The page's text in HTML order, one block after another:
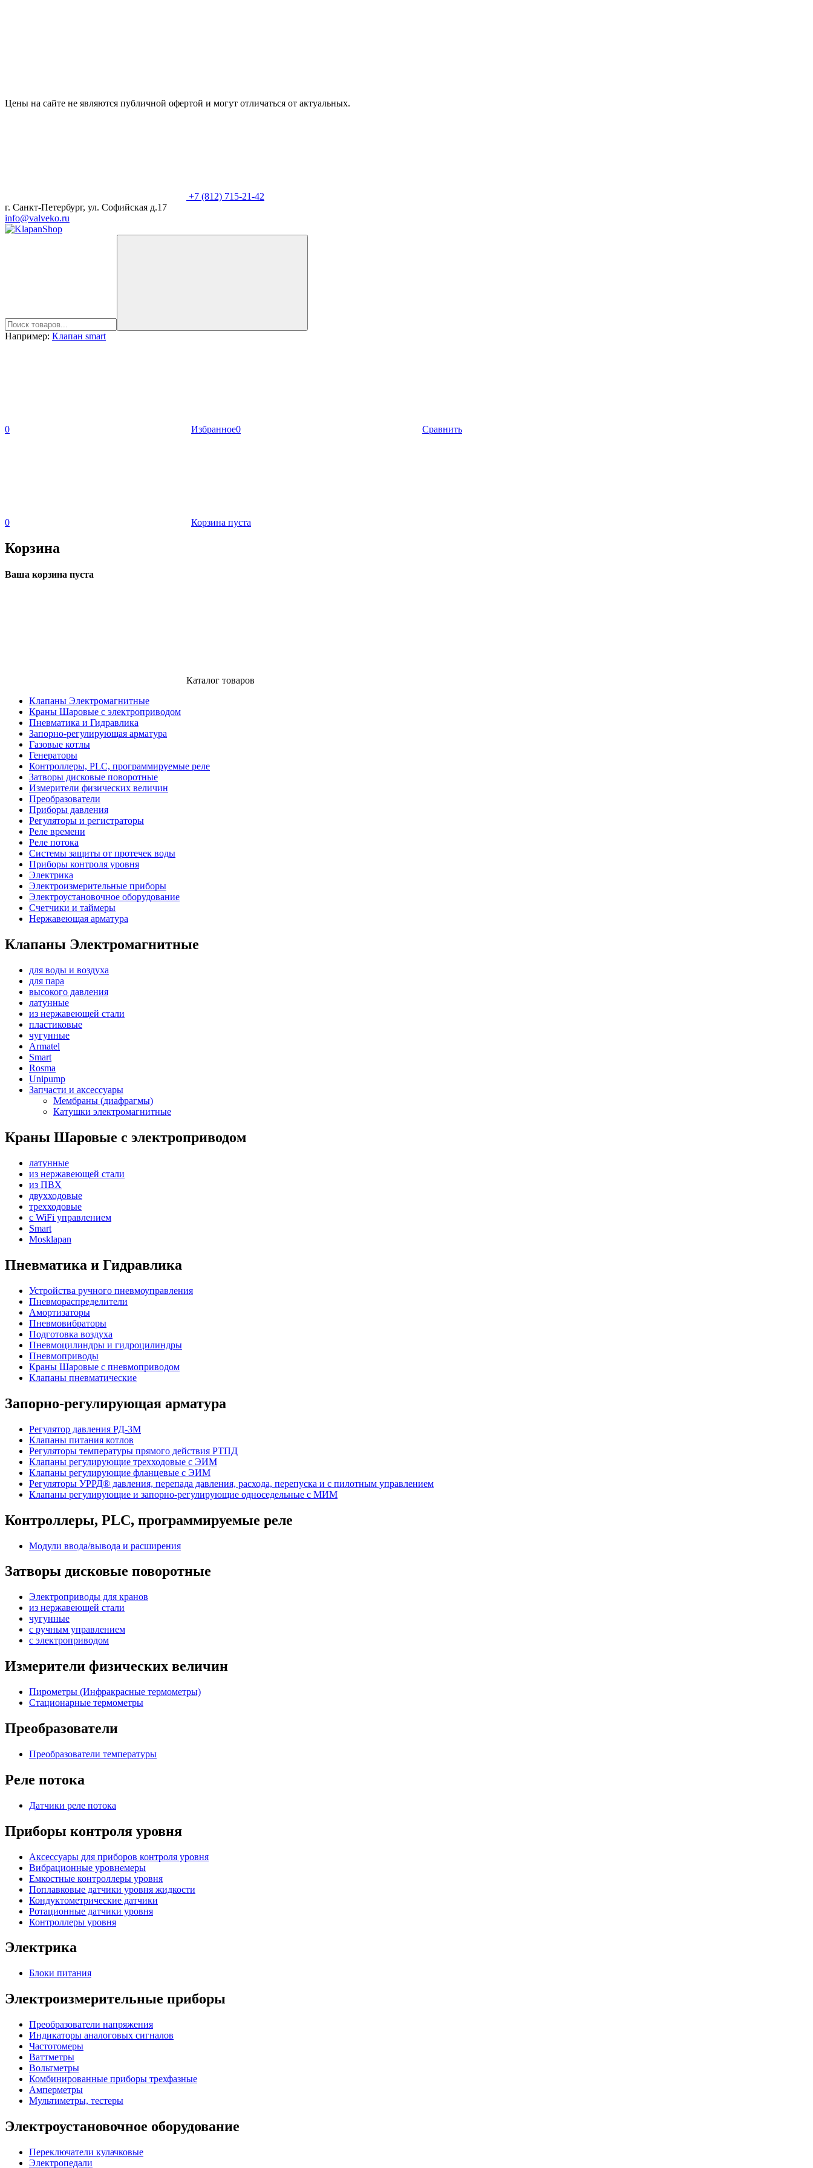
Цены на сайте не являются публичной офертой и могут отличаться от актуальных.
+7 (812) 715-21-42
г. Санкт-Петербург, ул. Софийская д.17
info@valveko.ru
Например: Клапан smart
0 Избранное0 Сравнить
0 Корзина пуста
Корзина
Ваша корзина пуста
Каталог товаров
Клапаны Электромагнитные
Краны Шаровые с электроприводом
Пневматика и Гидравлика
Запорно-регулирующая арматура
Газовые котлы
Генераторы
Контроллеры, PLС, программируемые реле
Затворы дисковые поворотные
Измерители физических величин
Преобразователи
Приборы давления
Регуляторы и регистраторы
Реле времени
Реле потока
Системы защиты от протечек воды
Приборы контроля уровня
Электрика
Электроизмерительные приборы
Электроустановочное оборудование
Счетчики и таймеры
Нержавеющая арматура
Клапаны Электромагнитные
для воды и воздуха
для пара
высокого давления
латунные
из нержавеющей стали
пластиковые
чугунные
Armatel
Smart
Rosma
Unipump
Запчасти и аксессуары
Мембраны (диафрагмы)
Катушки электромагнитные
Краны Шаровые с электроприводом
латунные
из нержавеющей стали
из ПВХ
двухходовые
трехходовые
с WiFi управлением
Smart
Mosklapan
Пневматика и Гидравлика
Устройства ручного пневмоуправления
Пневмораспределители
Амортизаторы
Пневмовибраторы
Подготовка воздуха
Пневмоцилиндры и гидроцилиндры
Пневмоприводы
Краны Шаровые с пневмоприводом
Клапаны пневматические
Запорно-регулирующая арматура
Регулятор давления РД-3М
Клапаны питания котлов
Регуляторы температуры прямого действия РТПД
Клапаны регулирующие трехходовые с ЭИМ
Клапаны регулирующие фланцевые с ЭИМ
Регуляторы УРРД® давления, перепада давления, расхода, перепуска и с пилотным управлением
Клапаны регулирующие и запорно-регулирующие односедельные с МИМ
Контроллеры, PLС, программируемые реле
Модули ввода/вывода и расширения
Затворы дисковые поворотные
Электроприводы для кранов
из нержавеющей стали
чугунные
с ручным управлением
c электроприводом
Измерители физических величин
Пирометры (Инфракрасные термометры)
Стационарные термометры
Преобразователи
Преобразователи температуры
Реле потока
Датчики реле потока
Приборы контроля уровня
Аксессуары для приборов контроля уровня
Вибрационные уровнемеры
Емкостные контроллеры уровня
Поплавковые датчики уровня жидкости
Кондуктометрические датчики
Ротационные датчики уровня
Контроллеры уровня
Электрика
Блоки питания
Электроизмерительные приборы
Преобразователи напряжения
Индикаторы аналоговых сигналов
Частотомеры
Ваттметры
Вольтметры
Комбинированные приборы трехфазные
Амперметры
Мультиметры, тестеры
Электроустановочное оборудование
Переключатели кулачковые
Электропедали